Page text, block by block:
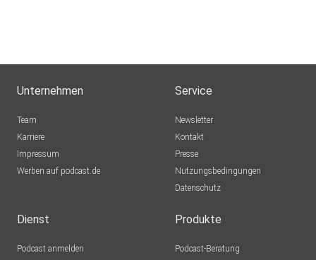
Unternehmen
Team
Karriere
Impressum
Werben auf podcast.de
Service
Newsletter
Kontakt
Presse
Nutzungsbedingungen
Datenschutz
Dienst
Podcast anmelden
Produkte
Podcast-Beratung